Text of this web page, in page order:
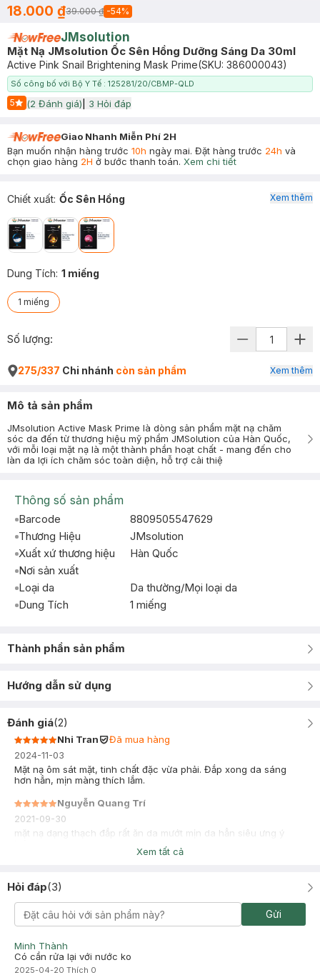
18.000 ₫39.000 ₫ -54%
JMsolution
Mặt Nạ JMsolution Ốc Sên Hồng Dưỡng Sáng Da 30ml
Active Pink Snail Brightening Mask Prime(SKU: 386000043)
Số công bố với Bộ Y Tế : 125281/20/CBMP-QLD
5
Start Icon
(2 Đánh giá) 3 Hỏi đáp
Giao Nhanh Miễn Phí 2H
Bạn muốn nhận hàng trước 10h ngày mai. Đặt hàng trước 24h và
chọn giao hàng 2H ở bước thanh toán. Xem chi tiết
Chiết xuất: Ốc Sên Hồng
Dung Tích: 1 miếng
1 miếng
Xem thêm
Số lượng:
275/337 Chi nhánh còn sản phẩm Xem thêm
Mô tả sản phẩm
JMsolution Active Mask Prime là dòng sản phẩm mặt nạ chăm
sóc da đến từ thương hiệu mỹ phẩm JMSolution của Hàn Quốc,
với mỗi loại mặt nạ là một thành phần hoạt chất - mang đến cho
làn da lợi ích chăm sóc toàn diện, hỗ trợ cải thiệ
Thông số sản phẩm
Barcode
8809505547629
Thương Hiệu
JMsolution
Xuất xứ thương hiệu
Hàn Quốc
Nơi sản xuất
Loại da
Da thường/Mọi loại da
Dung Tích
1 miếng
Thành phần sản phẩm
Hướng dẫn sử dụng
Đánh giá(2)
Nhi Tran
Đã mua hàng
2024-11-03
Mặt nạ ôm sát mặt, tinh chất đặc vừa phải. Đắp xong da sáng
hơn hẳn, mịn màng thích lắm.
Nguyễn Quang Trí
2021-09-30
mặt nạ dạng thạch đắp rất ăn da mướt mịn da hẳn siêu ưng ý
Xem tất cả
Hỏi đáp(3)
Gửi
Minh Thành
Có cần rửa lại với nước ko
2025-04-20 Thích 0